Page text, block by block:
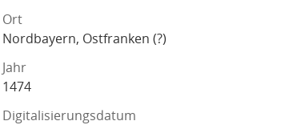
Ort
Nordbayern, Ostfranken (?)
Jahr
1474
Digitalisierungsdatum